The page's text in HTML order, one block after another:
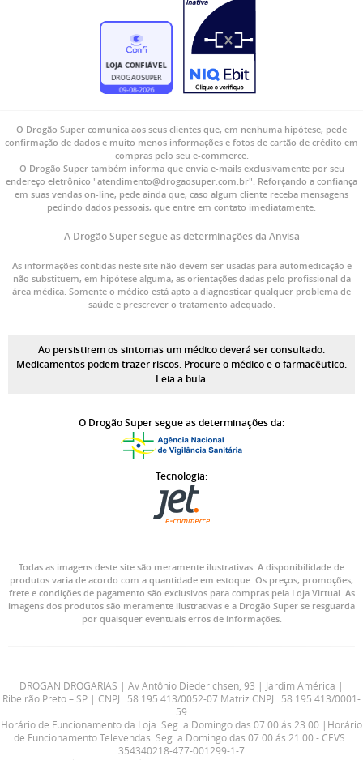
O Drogão Super comunica aos seus clientes que, em nenhuma hipótese, pede
confirmação de dados e muito menos informações e fotos de cartão de crédito em
compras pelo seu e-commerce.
O Drogão Super também informa que envia e-mails exclusivamente por seu
endereço eletrônico "atendimento@drogaosuper.com.br". Reforçando a confiança
em suas vendas on-line, pede ainda que, caso algum cliente receba mensagens
pedindo dados pessoais, que entre em contato imediatamente.
A Drogão Super segue as determinações da Anvisa
As informações contidas neste site não devem ser usadas para automedicação e
não substituem, em hipótese alguma, as orientações dadas pelo profissional da
área médica. Somente o médico está apto a diagnosticar qualquer problema de
saúde e prescrever o tratamento adequado.
Ao persistirem os sintomas um médico deverá ser consultado.
Medicamentos podem trazer riscos. Procure o médico e o farmacêutico.
Leia a bula.
O Drogão Super segue as determinações da:
Tecnologia:
Todas as imagens deste site são meramente ilustrativas. A disponibilidade de
produtos varia de acordo com a quantidade em estoque. Os preços, promoções,
frete e condições de pagamento são exclusivos para compras pela Loja Virtual. As
imagens dos produtos são meramente ilustrativas e a Drogão Super se resguarda
por quaisquer eventuais erros de informações.
DROGAN DROGARIAS | Av Antônio Diederichsen, 93 | Jardim América |
Ribeirão Preto – SP | CNPJ : 58.195.413/0052-07 Matriz CNPJ : 58.195.413/0001-
59
Horário de Funcionamento da Loja: Seg. a Domingo das 07:00 ás 23:00 |Horário
de Funcionamento Televendas: Seg. a Domingo das 07:00 ás 21:00 - CEVS :
354340218-477-001299-1-7